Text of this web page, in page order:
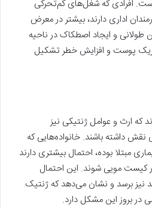
افرادی که شغل‌های کم‌تحرکی
اداری دارند، بیشتر در معرض
طولانی و ایجاد اصطکاک در ناحیه
پوست و افزایش خطر تشکیل
که ارث و عوامل ژنتیکی نیز
نقش داشته باشند. خانواده‌هایی که
مبتلا بوده، احتمال بیشتری دارند
کیست مویی شوند. این احتمال
تا حدود ۳۰ درصد نیز برسد و نشان می‌دهد که ژنتیک
در بروز این مشکل دارد.